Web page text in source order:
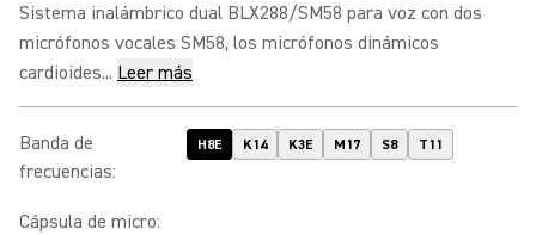
Sistema inalámbrico dual BLX288/SM58 para voz con dos
micrófonos vocales SM58, los micrófonos dinámicos
cardioides... Leer más
Banda de
frecuencias:
H8E K14 K3E M17 S8 T11
Cápsula de micro: